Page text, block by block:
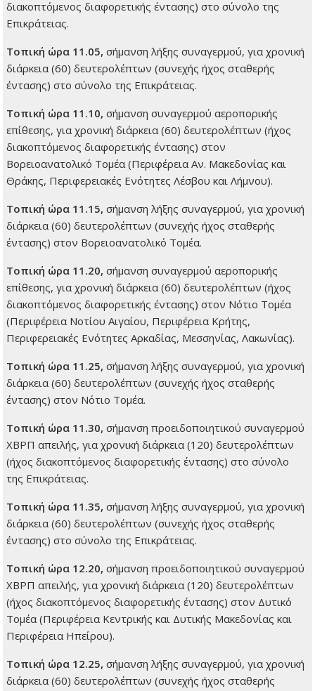
διακοπτόμενος διαφορετικής έντασης) στο σύνολο της
Επικράτειας.
Τοπική ώρα 11.05,σήμανση λήξης συναγερμού, για χρονική
διάρκεια (60) δευτερολέπτων (συνεχής ήχος σταθερής
έντασης) στο σύνολο της Επικράτειας.
Τοπική ώρα 11.10,σήμανση συναγερμού αεροπορικής
επίθεσης, για χρονική διάρκεια (60) δευτερολέπτων (ήχος
διακοπτόμενος διαφορετικής έντασης) στον
Βορειοανατολικό Τομέα (Περιφέρεια Αν. Μακεδονίας και
Θράκης, Περιφερειακές Ενότητες Λέσβου και Λήμνου).
Τοπική ώρα 11.15,σήμανση λήξης συναγερμού, για χρονική
διάρκεια (60) δευτερολέπτων (συνεχής ήχος σταθερής
έντασης) στον Βορειοανατολικό Τομέα.
Τοπική ώρα 11.20,σήμανση συναγερμού αεροπορικής
επίθεσης, για χρονική διάρκεια (60) δευτερολέπτων (ήχος
διακοπτόμενος διαφορετικής έντασης) στον Νότιο Τομέα
(Περιφέρεια Νοτίου Αιγαίου, Περιφέρεια Κρήτης,
Περιφερειακές Ενότητες Αρκαδίας, Μεσσηνίας, Λακωνίας).
Τοπική ώρα 11.25,σήμανση λήξης συναγερμού, για χρονική
διάρκεια (60) δευτερολέπτων (συνεχής ήχος σταθερής
έντασης) στον Νότιο Τομέα.
Τοπική ώρα 11.30,σήμανση προειδοποιητικού συναγερμού
ΧΒΡΠ απειλής, για χρονική διάρκεια (120) δευτερολέπτων
(ήχος διακοπτόμενος διαφορετικής έντασης) στο σύνολο
της Επικράτειας.
Τοπική ώρα 11.35,σήμανση λήξης συναγερμού, για χρονική
διάρκεια (60) δευτερολέπτων (συνεχής ήχος σταθερής
έντασης) στο σύνολο της Επικράτειας.
Τοπική ώρα 12.20,σήμανση προειδοποιητικού συναγερμού
ΧΒΡΠ απειλής, για χρονική διάρκεια (120) δευτερολέπτων
(ήχος διακοπτόμενος διαφορετικής έντασης) στον Δυτικό
Τομέα (Περιφέρεια Κεντρικής και Δυτικής Μακεδονίας και
Περιφέρεια Ηπείρου).
Τοπική ώρα 12.25,σήμανση λήξης συναγερμού, για χρονική
διάρκεια (60) δευτερολέπτων (συνεχής ήχος σταθερής